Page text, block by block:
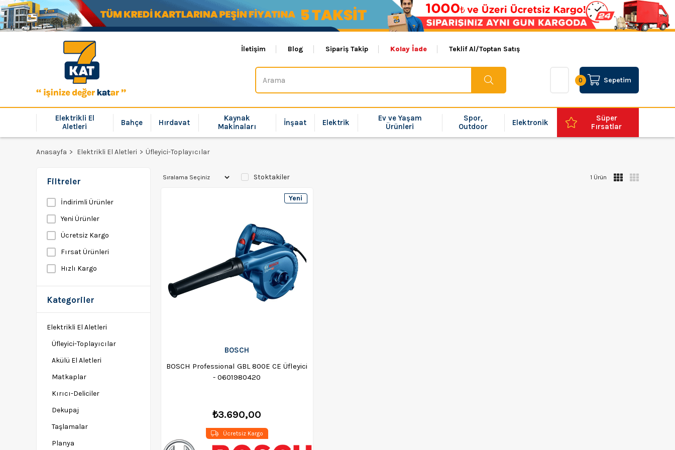
İletişim Blog Sipariş Takip Kolay İade Teklif Al/Toptan Satış
Sepetim
0
Elektrikli El
Aletleri
Bahçe Hırdavat
Kaynak
Makinaları
İnşaat Elektrik
Ev ve Yaşam
Ürünleri
Spor,
Outdoor
Elektronik
Süper
Fırsatlar
Anasayfa Elektrikli El Aletleri Üfleyici-Toplayıcılar
Filtreler
İndirimli Ürünler
Yeni Ürünler
Ücretsiz Kargo
Fırsat Ürünleri
Hızlı Kargo
Kategoriler
Elektrikli El Aletleri
Üfleyici-Toplayıcılar
Akülü El Aletleri
Matkaplar
Kırıcı-Deliciler
Dekupaj
Taşlamalar
Planya
Stoktakiler 1 Ürün
BOSCH
BOSCH Professional GBL 800E CE Üfleyici
- 0601980420
₺3.690,00
Ücretsiz Kargo
Yeni